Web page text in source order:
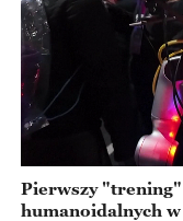
Pierwszy
humanoidalnych